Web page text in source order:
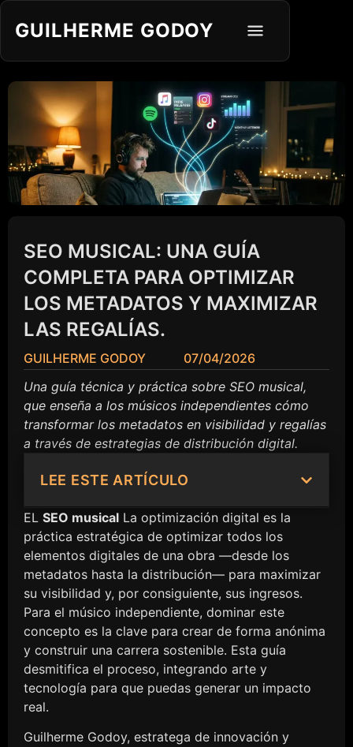
GUILHERME GODOY
SEO MUSICAL: UNA GUÍA
COMPLETA PARA OPTIMIZAR
LOS METADATOS Y MAXIMIZAR
LAS REGALÍAS.
GUILHERME GODOY
07/04/2026
Una guía técnica y práctica sobre SEO musical,
que enseña a los músicos independientes cómo
transformar los metadatos en visibilidad y regalías
a través de estrategias de distribución digital.
LEE ESTE ARTÍCULO
EL SEO musical La optimización digital es la
práctica estratégica de optimizar todos los
elementos digitales de una obra —desde los
metadatos hasta la distribución— para maximizar
su visibilidad y, por consiguiente, sus ingresos.
Para el músico independiente, dominar este
concepto es la clave para crear de forma anónima
y construir una carrera sostenible. Esta guía
desmitifica el proceso, integrando arte y
tecnología para que puedas generar un impacto
real.
Guilherme Godoy, estratega de innovación y